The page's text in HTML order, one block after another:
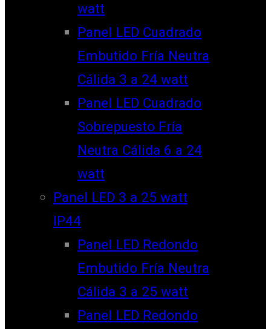
watt
Panel LED Cuadrado
Embutido Fría Neutra
Cálida 3 a 24 watt
Panel LED Cuadrado
Sobrepuesto Fría
Neutra Cálida 6 a 24
watt
Panel LED 3 a 25 watt
IP44
Panel LED Redondo
Embutido Fría Neutra
Cálida 3 a 25 watt
Panel LED Redondo